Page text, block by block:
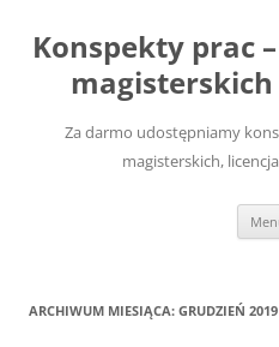
treści
Konspekty prac
Za darmo udostępniamy
magisterskich,
ARCHIWUM MIESIĄCA: GRUDZIEŃ 2019